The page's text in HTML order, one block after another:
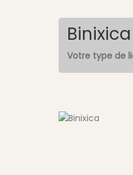
Votre type de